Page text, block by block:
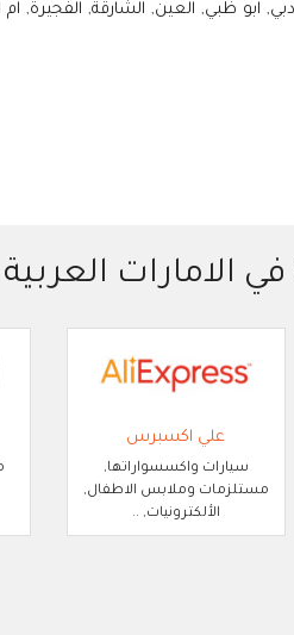
ابو ظبي, العين, الشارقة, الفجيرة,
الامارات العربية
علي اكسبرس
سيارات واكسسواراتها,
مستلزمات وملابس الاطفال,
الألكترونيات, ..